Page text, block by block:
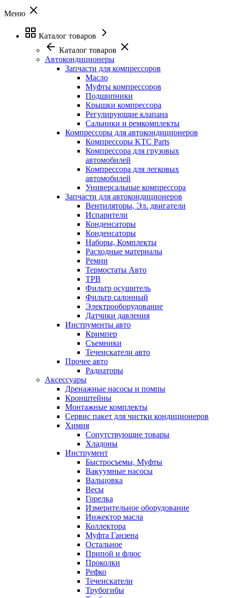
Меню
Каталог товаров
Каталог товаров
Автокондиционеры
Запчасти для компрессоров
Масло
Муфты компрессоров
Подшипники
Крышки компрессора
Регулирующие клапана
Сальники и ремкомплекты
Компрессоры для автокондиционеров
Компрессоры KTC Parts
Компрессора для грузовых
автомобилей
Компрессора для легковых
автомобилей
Универсальные компрессора
Запчасти для автокондиционеров
Вентиляторы, Эл. двигатели
Испарители
Конденсаторы
Конденсаторы
Наборы, Комплекты
Расходные материалы
Ремни
Термостаты Авто
ТРВ
Фильтр осушитель
Фильтр салонный
Электрооборудование
Датчики давления
Инструменты авто
Кримпер
Съемники
Течеискатели авто
Прочее авто
Радиаторы
Аксессуары
Дренажные насосы и помпы
Кронштейны
Монтажные комплекты
Сервис пакет для чистки кондиционеров
Химия
Сопутствующие товары
Хладоны
Инструмент
Быстросъемы, Муфты
Вакуумные насосы
Вальцовка
Весы
Горелка
Измерительное оборудование
Инжектор масла
Коллектора
Муфта Ганзена
Остальное
Припой и флюс
Проколки
Рефко
Течеискатели
Трубогибы